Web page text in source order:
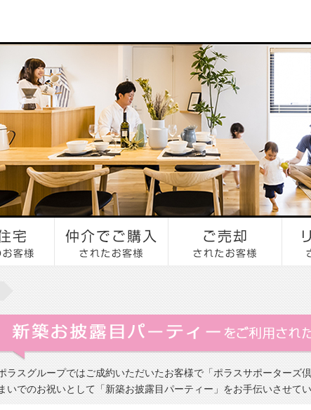
ラスグループではご成約いただいたお客様で「ポラスサポーターズ
まいでのお祝いとして「新築お披露目パーティー」をお手伝いさせてい